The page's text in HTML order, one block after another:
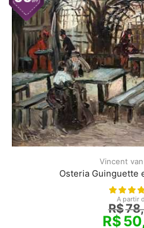
Vincent
Osteria Guinguette
A partir
R$
R$